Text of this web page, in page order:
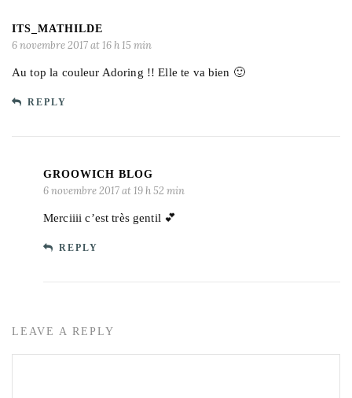
ITS_MATHILDE
6 novembre 2017 at 16 h 15 min
Au top la couleur Adoring !! Elle te va bien 🙂
REPLY
GROOWICH BLOG
6 novembre 2017 at 19 h 52 min
Merciiii c’est très gentil 💕
REPLY
LEAVE A REPLY